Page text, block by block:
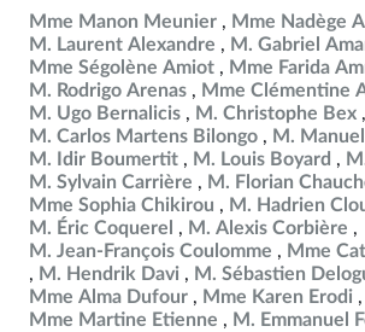
Mme Manon Meunier
Mme Nadège
M. Laurent Alexandre
M. Gabriel
Mme Ségolène Amiot
Mme Farida
M. Rodrigo Arenas
Mme Clémentine
M. Ugo Bernalicis
M. Christophe Bex
M. Carlos Martens Bilongo
M.
M. Idir Boumertit
M. Louis Boyard
M. Sylvain Carrière
M. Florian
Mme Sophia Chikirou
M. Hadrien
M. Éric Coquerel
M. Alexis Corbière
M. Jean-François Coulomme
Mme
M. Hendrik Davi
M. Sébastien
Mme Alma Dufour
Mme Karen Erodi
Mme Martine Etienne
M. Emmanuel